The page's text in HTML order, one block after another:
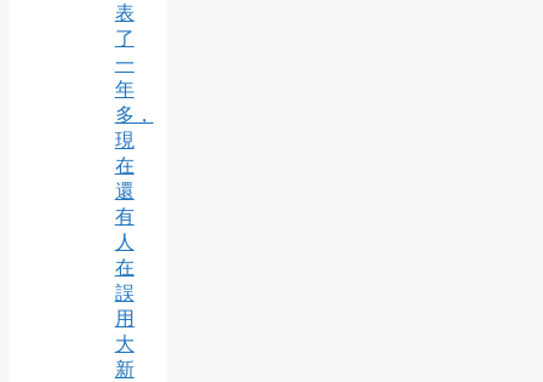
表
了
一
年
多，
現
在
還
有
人
在
誤
用
大
新